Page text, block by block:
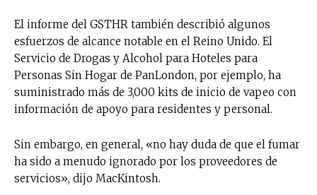
El informe del GSTHR también describió algunos
esfuerzos de alcance notable en el Reino Unido. El
Servicio de Drogas y Alcohol para Hoteles para
Personas Sin Hogar de PanLondon, por ejemplo, ha
suministrado más de 3,000 kits de inicio de vapeo con
información de apoyo para residentes y personal.
Sin embargo, en general, «no hay duda de que el fumar
ha sido a menudo ignorado por los proveedores de
servicios», dijo MacKintosh.